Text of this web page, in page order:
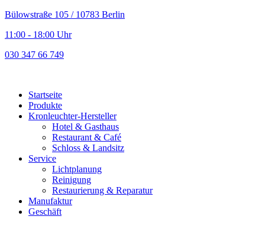
Bülowstraße 105 / 10783 Berlin
11:00 - 18:00 Uhr
030 347 66 749
Startseite
Produkte
Kronleuchter-Hersteller
Hotel & Gasthaus
Restaurant & Café
Schloss & Landsitz
Service
Lichtplanung
Reinigung
Restaurierung & Reparatur
Manufaktur
Geschäft